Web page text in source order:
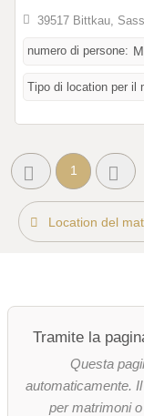
39517 Bittkau,
numero di persone:
Tipo di location per il
1
Location del
Tramite la
Questa
automaticamente.
per matrimoni